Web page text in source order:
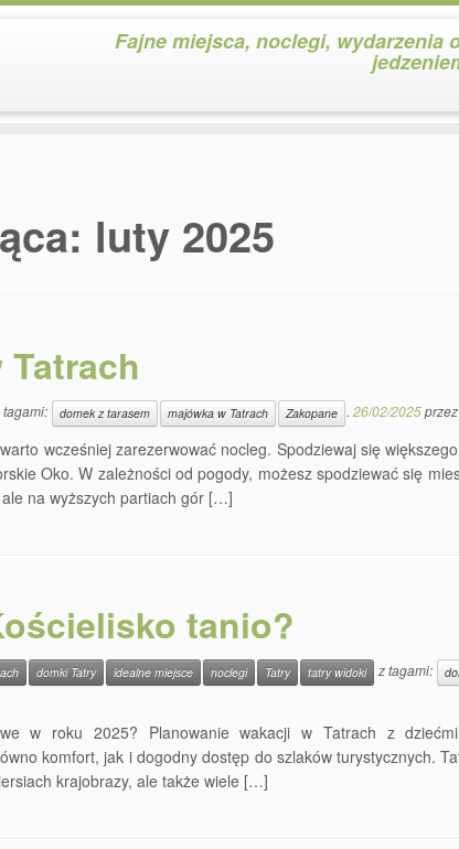
Fajne miejsca, noclegi, wydarzenia
luty 2025
tagami: domek z tarasem majówka w Tatrach Zakopane . 26/02/2025przez
wcześniej zarezerwować nocleg. Spodziewaj się
Oko. W zależności od pogody, możesz spodziewać się
na wyższych partiach gór […]
tanio?
domki Tatry idealne miejsce noclegi Tatry tatry widoki z tagami:
w roku 2025? Planowanie wakacji w Tatrach z
komfort, jak i dogodny dostęp do szlaków turystycznych.
krajobrazy, ale także wiele […]